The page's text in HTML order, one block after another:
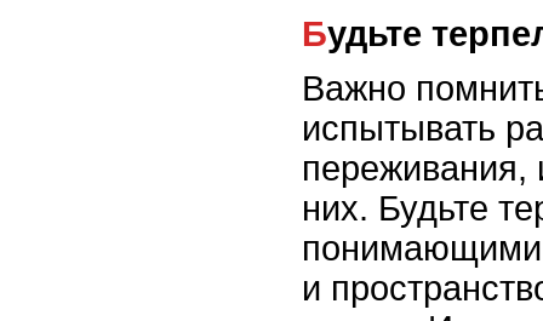
Будьте
Важно
испытывать
переживания,
них. Будьте
и